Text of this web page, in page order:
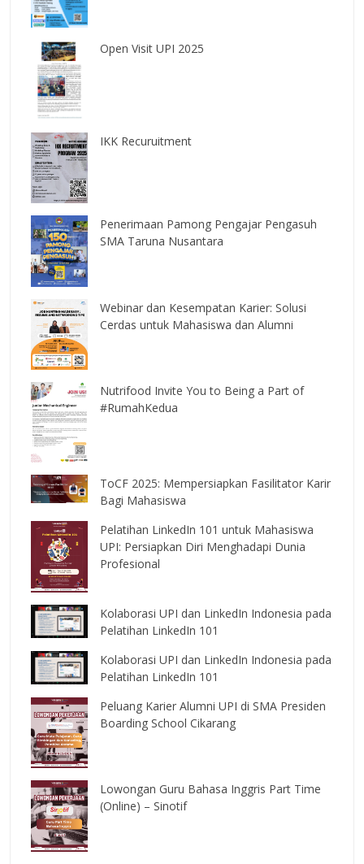
Open Visit UPI 2025
IKK Recuruitment
Penerimaan Pamong Pengajar Pengasuh
SMA Taruna Nusantara
Webinar dan Kesempatan Karier: Solusi
Cerdas untuk Mahasiswa dan Alumni
Nutrifood Invite You to Being a Part of
#RumahKedua
ToCF 2025: Mempersiapkan Fasilitator Karir
Bagi Mahasiswa
Pelatihan LinkedIn 101 untuk Mahasiswa
UPI: Persiapkan Diri Menghadapi Dunia
Profesional
Kolaborasi UPI dan LinkedIn Indonesia pada
Pelatihan LinkedIn 101
Kolaborasi UPI dan LinkedIn Indonesia pada
Pelatihan LinkedIn 101
Peluang Karier Alumni UPI di SMA Presiden
Boarding School Cikarang
Lowongan Guru Bahasa Inggris Part Time
(Online) – Sinotif